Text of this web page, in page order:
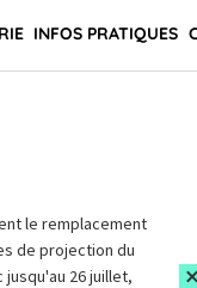
INFOS PRATIQUES
le remplacement
de projection du
26 juillet,